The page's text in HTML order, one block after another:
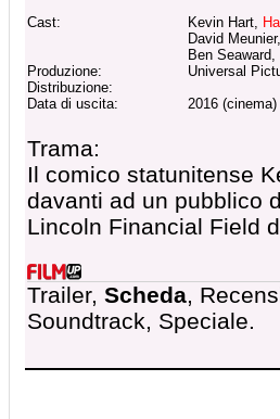
Cast:
Kevin Hart,
David
Ben
Produzione:
Universal
Distribuzione:
Data di uscita:
2016 (cinema)
Trama:
Il comico statunitense
davanti ad un pubblico
Lincoln Financial Field
Trailer, Scheda,
Soundtrack, Speciale.